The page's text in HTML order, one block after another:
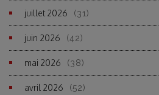
juillet 2026 (31)
juin 2026 (42)
mai 2026 (38)
avril 2026 (52)